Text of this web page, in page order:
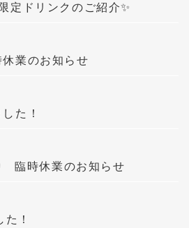
定ドリンクのご紹介✨
業のお知らせ
た！
時休業のお知らせ
！